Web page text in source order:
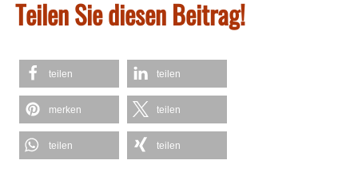
Teilen Sie diesen Beitrag!
teilen teilen
merken teilen
teilen teilen